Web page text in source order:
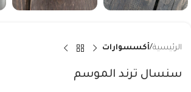
الرئيسية أكسسوارات
سنسال ترند الموسم